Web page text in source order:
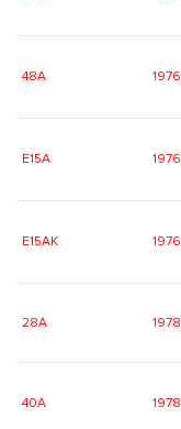
48A 1976
E15A 1976
E15AK 1976
28A 1978
40A 1978